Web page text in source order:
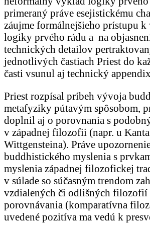
primeraný práve esejistickému
záujme formálnejšieho prístupu k
logiky prvého rádu a na
technických detailov
jednotlivých častiach Priest do
časti vsunul aj technický
Priest rozpísal príbeh vývoja
metafyziky pútavým spôsobom,
doplnil aj o porovnania s
v západnej filozofii (napr. u
Wittgensteina). Práve
buddhistického myslenia s
myslenia západnej filozofickej
v súlade so súčasným trendom
vzdialených či odlišných filozofií
porovnávania (komparatívna
uvedené pozitíva ma vedú k